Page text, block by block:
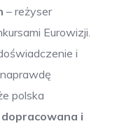
– reżyser
Eurowizji.
i
polska
i